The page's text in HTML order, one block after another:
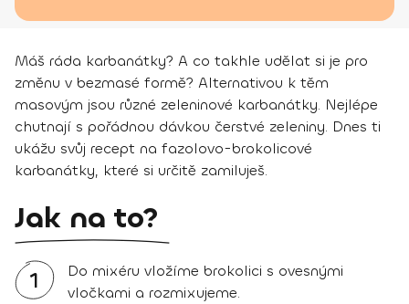
Máš ráda karbanátky? A co takhle udělat si je pro
změnu v bezmasé formě? Alternativou k těm
masovým jsou různé zeleninové karbanátky. Nejlépe
chutnají s pořádnou dávkou čerstvé zeleniny. Dnes ti
ukážu svůj recept na fazolovo-brokolicové
karbanátky, které si určitě zamiluješ.
Jak na to?
1
Do mixéru vložíme brokolici s ovesnými
vločkami a rozmixujeme.